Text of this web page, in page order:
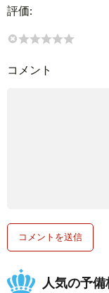
評価:
コメント
人気の予